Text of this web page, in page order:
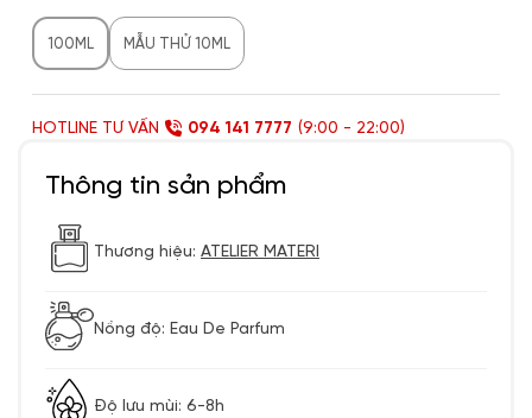
100ML MẪU THỬ 10ML
HOTLINE TƯ VẤN 094 141 7777 (9:00 - 22:00)
Thông tin sản phẩm
Thương hiệu: ATELIER MATERI
Nồng độ: Eau De Parfum
Độ lưu mùi: 6-8h